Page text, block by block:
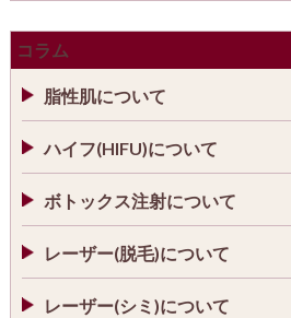
コラム
脂性肌について
ハイフ(HIFU)について
ボトックス注射について
レーザー(脱毛)について
レーザー(シミ)について